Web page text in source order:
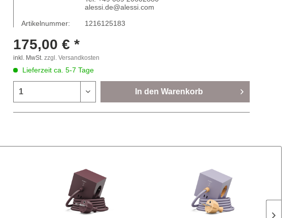
alessi.de@alessi.com
Artikelnummer:
1216125183
175,00 € *
inkl. MwSt. zzgl. Versandkosten
Lieferzeit ca. 5-7 Tage
In den Warenkorb